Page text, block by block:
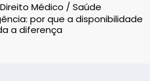
Direito Médico / Saúde
por que a disponibilidade
a diferença